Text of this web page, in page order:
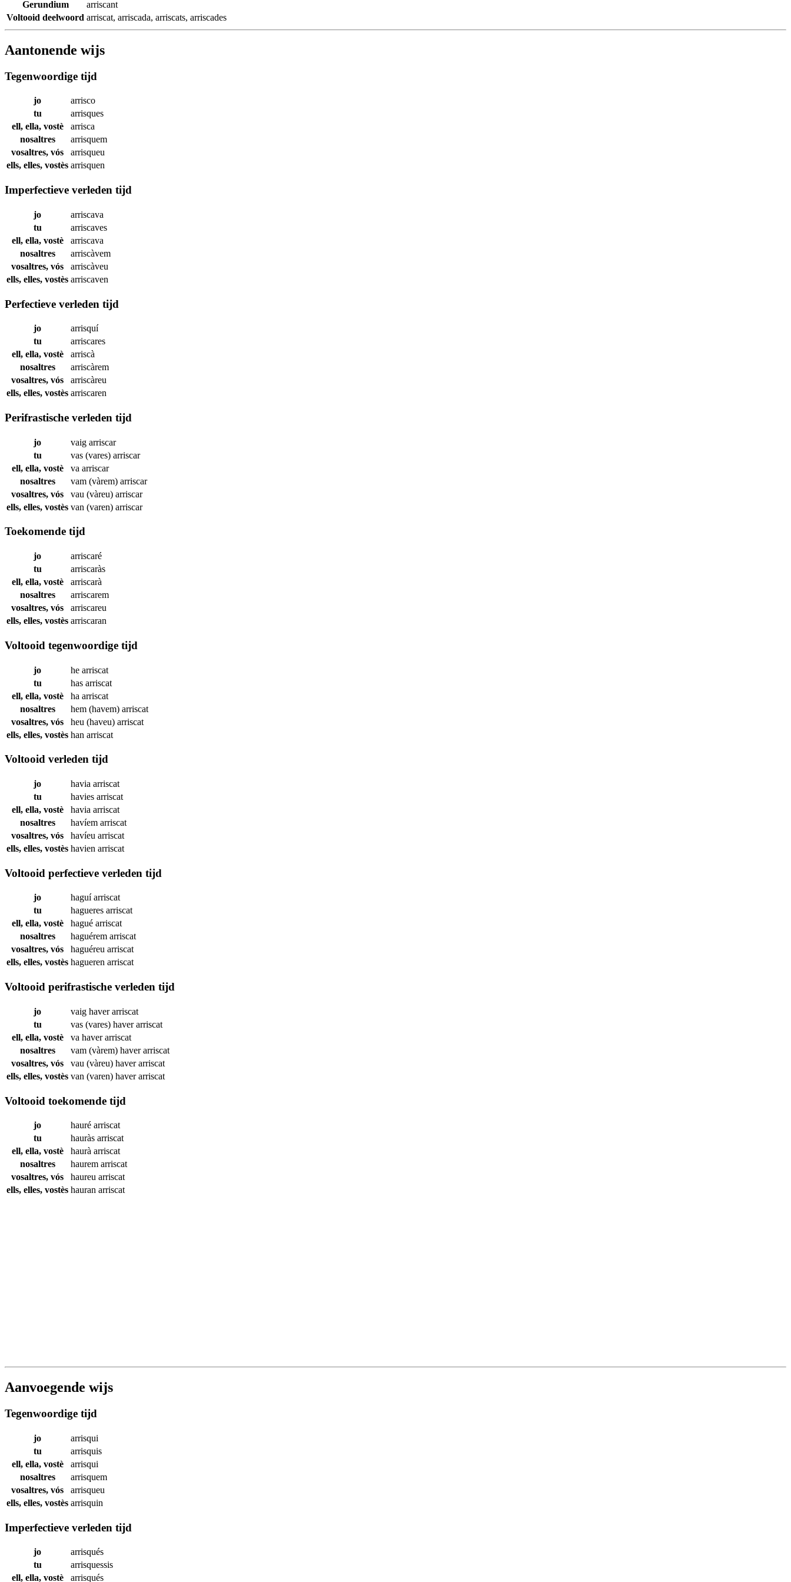
Gerundium
arriscant
Voltooid deelwoord arriscat, arriscada, arriscats, arriscades
Aantonende wijs
Tegenwoordige tijd
jo
arrisco
tu
arrisques
ell, ella, vostè
arrisca
nosaltres
arrisquem
vosaltres, vós
arrisqueu
ells, elles, vostès arrisquen
Imperfectieve verleden tijd
jo
arriscava
tu
arriscaves
ell, ella, vostè
arriscava
nosaltres
arriscàvem
vosaltres, vós
arriscàveu
ells, elles, vostès arriscaven
Perfectieve verleden tijd
jo
arrisquí
tu
arriscares
ell, ella, vostè
arriscà
nosaltres
arriscàrem
vosaltres, vós
arriscàreu
ells, elles, vostès arriscaren
Perifrastische verleden tijd
jo vaig arriscar
tu
vas (vares) arriscar
ell, ella, vostè
va arriscar
nosaltres
vam (vàrem) arriscar
vosaltres, vós
vau (vàreu) arriscar
ells, elles, vostès van (varen) arriscar
Toekomende tijd
jo
arriscaré
tu
arriscaràs
ell, ella, vostè
arriscarà
nosaltres
arriscarem
vosaltres, vós
arriscareu
ells, elles, vostès arriscaran
Voltooid tegenwoordige tijd
jo he arriscat
tu
has arriscat
ell, ella, vostè
ha arriscat
nosaltres
hem (havem) arriscat
vosaltres, vós
heu (haveu) arriscat
ells, elles, vostès han arriscat
Voltooid verleden tijd
jo havia arriscat
tu
havies arriscat
ell, ella, vostè
havia arriscat
nosaltres
havíem arriscat
vosaltres, vós
havíeu arriscat
ells, elles, vostès havien arriscat
Voltooid perfectieve verleden tijd
jo haguíarriscat
tu
hagueres arriscat
ell, ella, vostè
hagué arriscat
nosaltres
haguérem arriscat
vosaltres, vós
haguéreu arriscat
ells, elles, vostès hagueren arriscat
Voltooid perifrastische verleden tijd
jo vaig haverarriscat
tu
vas (vares) haverarriscat
ell, ella, vostè
va haverarriscat
nosaltres
vam (vàrem) haverarriscat
vosaltres, vós
vau (vàreu) haverarriscat
ells, elles, vostès van (varen) haverarriscat
Voltooid toekomende tijd
jo hauré arriscat
tu
hauràs arriscat
ell, ella, vostè
haurà arriscat
nosaltres
haurem arriscat
vosaltres, vós
haureu arriscat
ells, elles, vostès hauran arriscat
Aanvoegende wijs
Tegenwoordige tijd
jo
arrisqui
tu
arrisquis
ell, ella, vostè
arrisqui
nosaltres
arrisquem
vosaltres, vós
arrisqueu
ells, elles, vostès arrisquin
Imperfectieve verleden tijd
jo
arrisqués
tu
arrisquessis
ell, ella, vostè
arrisqués